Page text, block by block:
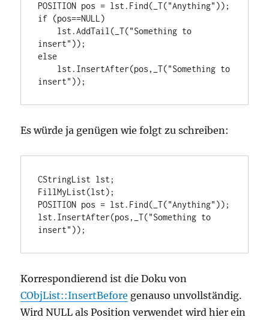
POSITION pos = lst.Find(_T("Anything"));
if (pos==NULL)
insert"));
else
insert"));
Es würde ja genügen wie folgt zu schreiben:
CStringList lst;
FillMyList(lst);
POSITION pos = lst.Find(_T("Anything"));
lst.InsertAfter(pos,_T("Something to
insert"));
Korrespondierend ist die Doku von
CObjList::InsertBefore genauso unvollständig.
Wird NULL als Position verwendet wird hier ein